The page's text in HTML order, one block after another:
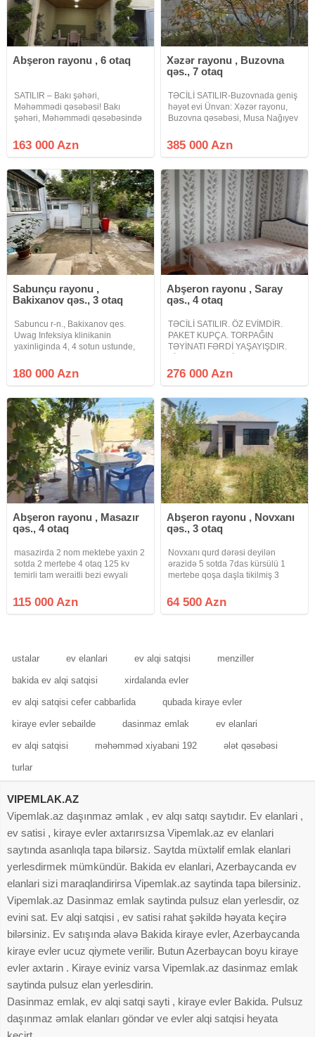
Abşeron rayonu , 6 otaq
SATILIR – Bakı şəhəri,
Məhəmmədi qəsəbəsi! Bakı
şəhəri, Məhəmmədi qəsəbəsində
tikilmiş tam şəraitli 2 mərtəbəli, 6
otaqlı fərdi yaşayış evi satışa
163 000 Azn
Xəzər rayonu , Buzovna
qəs., 7 otaq
TƏCİLİ SATILIR-Buzovnada geniş
həyət evi Ünvan: Xəzər rayonu,
Buzovna qəsəbəsi, Musa Nağıyev
sahəsi: 240 kv.m Ev: 2 mərtəbəli
həyət evi Mərtəbələrarası örtük:
385 000 Azn
Sabunçu rayonu ,
Bakixanov qəs., 3 otaq
Sabuncu r-n., Bakixanov qes.
Uwag Infeksiya klinikanin
yaxinliginda 4, 4 sotun ustunde,
otagli amerikanka layiheli heyet
evi satilir.Sened-Cixariw eve. 2 sot
180 000 Azn
Abşeron rayonu , Saray
qəs., 4 otaq
TƏCİLİ SATILIR. ÖZ EVİMDİR.
PAKET KUPÇA. TORPAĞIN
TƏYİNATI FƏRDİ YAŞAYIŞDIR.
Dəyərindən aşağı qiymətə. 20
Yanvar metrosuna 15 dəqiqəlik
kürsülü tam təmirli 4 otaq ev
276 000 Azn
Abşeron rayonu , Masazır
qəs., 4 otaq
masazirda 2 nom mektebe yaxin 2
sotda 2 mertebe 4 otaq 125 kv
temirli tam weraitli bezi ewyali
kupca
115 000 Azn
Abşeron rayonu , Novxanı
qəs., 3 otaq
Novxanı qurd dərəsi deyilən
ərazidə 5 sotda 7das kürsülü 1
mertebe qoşa daşla tikilmiş 3
kupca var kamunaları var havası
super bağın qarşısı asfalt yol
64 500 Azn
ustalar ev elanlari ev alqi satqisi menziller
bakida ev alqi satqisi xirdalanda evler
ev alqi satqisi cefer cabbarlida qubada kiraye evler
kiraye evler sebailde dasinmaz emlak ev elanlari
ev alqi satqisi məhəmməd xiyabani 192 ələt qəsəbəsi
turlar
VIPEMLAK.AZ
Vipemlak.az daşınmaz əmlak , ev alqı satqı saytıdır. Ev elanlari ,
ev satisi , kiraye evler axtarırsızsa Vipemlak.az ev elanlari
saytında asanlıqla tapa bilərsiz. Saytda müxtəlif emlak elanlari
yerlesdirmek mümkündür. Bakida ev elanlari, Azerbaycanda ev
elanlari sizi maraqlandirirsa Vipemlak.az saytinda tapa bilersiniz.
Vipemlak.az Dasinmaz emlak saytinda pulsuz elan yerlesdir, oz
evini sat. Ev alqi satqisi , ev satisi rahat şəkildə həyata keçirə
bilərsiniz. Ev satışında əlavə Bakida kiraye evler, Azerbaycanda
kiraye evler ucuz qiymete verilir. Butun Azerbaycan boyu kiraye
evler axtarin . Kiraye eviniz varsa Vipemlak.az dasinmaz emlak
saytinda pulsuz elan yerlesdirin.
Dasinmaz emlak, ev alqi satqi sayti , kiraye evler Bakida. Pulsuz
daşınmaz əmlak elanları göndər ve evler alqi satqisi heyata